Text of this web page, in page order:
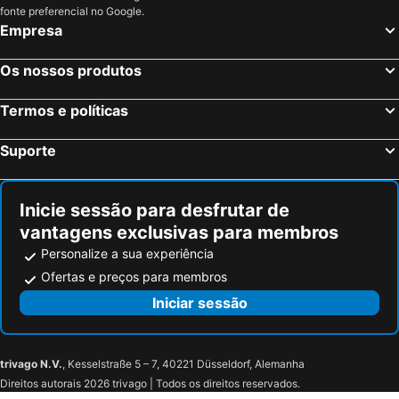
Westport, Eire Hotéis
Cork, Eire Hotéis
Killarney, Eire Hotéis
Kilkenny, Eire Hotéis
fonte preferencial no Google.
Empresa
Os nossos produtos
Termos e políticas
Suporte
Inicie sessão para desfrutar de
vantagens exclusivas para membros
Personalize a sua experiência
Ofertas e preços para membros
Iniciar sessão
trivago N.V., Kesselstraße 5 – 7, 40221 Düsseldorf, Alemanha
Direitos autorais 2026 trivago | Todos os direitos reservados.